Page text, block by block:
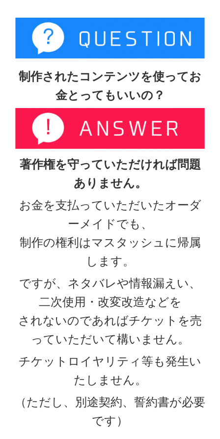
制作されたコンテンツを使ってお
金とってもいいの？
著作権を守っていただければ問題
ありません。
お金を支払っていただいたオーダ
ーメイドでも、
制作の権利はマスタッシュに帰属
します。
ですが、ネタバレや情報漏えい、
二次使用・改変改造などを
されないのであればチケットを売
っていただいて構いません。
チケットロイヤリティ等も発生い
たしません。
（ただし、別途契約、誓約書が必要
です）